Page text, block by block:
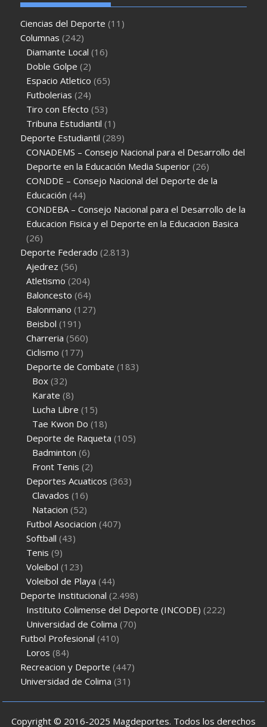
Ciencias del Deporte (11)
Columnas (242)
Diamante Local (16)
Doble Golpe (2)
Espacio Atletico (65)
Futbolerias (24)
Tiro con Efecto (53)
Tribuna Estudiantil (1)
Deporte Estudiantil (289)
CONADEMS – Consejo Nacional para el Desarrollo del
Deporte en la Educación Media Superior (26)
CONDDE – Consejo Nacional del Deporte de la
Educación (44)
CONDEBA – Consejo Nacional para el Desarrollo de la
Educacion Fisica y el Deporte en la Educacion Basica
(26)
Deporte Federado (2.813)
Ajedrez (56)
Atletismo (204)
Baloncesto (64)
Balonmano (127)
Beisbol (191)
Charreria (560)
Ciclismo (177)
Deporte de Combate (183)
Box (32)
Karate (8)
Lucha Libre (15)
Tae Kwon Do (18)
Deporte de Raqueta (105)
Badminton (6)
Front Tenis (2)
Deportes Acuaticos (363)
Clavados (16)
Natacion (52)
Futbol Asociacion (407)
Softball (43)
Tenis (9)
Voleibol (123)
Voleibol de Playa (44)
Deporte Institucional (2.498)
Instituto Colimense del Deporte (INCODE) (222)
Universidad de Colima (70)
Futbol Profesional (410)
Loros (84)
Recreacion y Deporte (447)
Universidad de Colima (31)
Copyright © 2016-2025 Magdeportes. Todos los derechos